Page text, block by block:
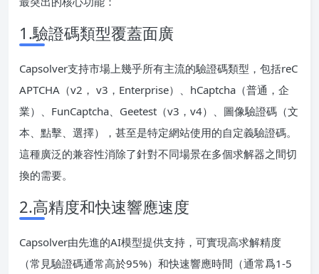
1.驗證碼類型覆蓋面廣
Capsolver支持市場上幾乎所有主流的驗證碼類型，包括reC
APTCHA（v2， v3，Enterprise）、hCaptcha（普通，企
業）、FunCaptcha、Geetest（v3，v4）、圖像驗證碼（文
本、點擊、選擇），甚至是特定網站使用的自定義驗證碼。
這種廣泛的兼容性消除了針對不同場景在多個求解器之間切
換的需要。
2.高精度和快速響應速度
Capsolver由先進的AI模型提供支持，可實現高求解精度
（常見驗證碼通常高於95%）和快速響應時間（通常爲1-5